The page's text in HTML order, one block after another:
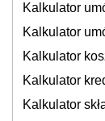
Kalkulator
Kalkulator
Kalkulator
Kalkulator
Kalkulator